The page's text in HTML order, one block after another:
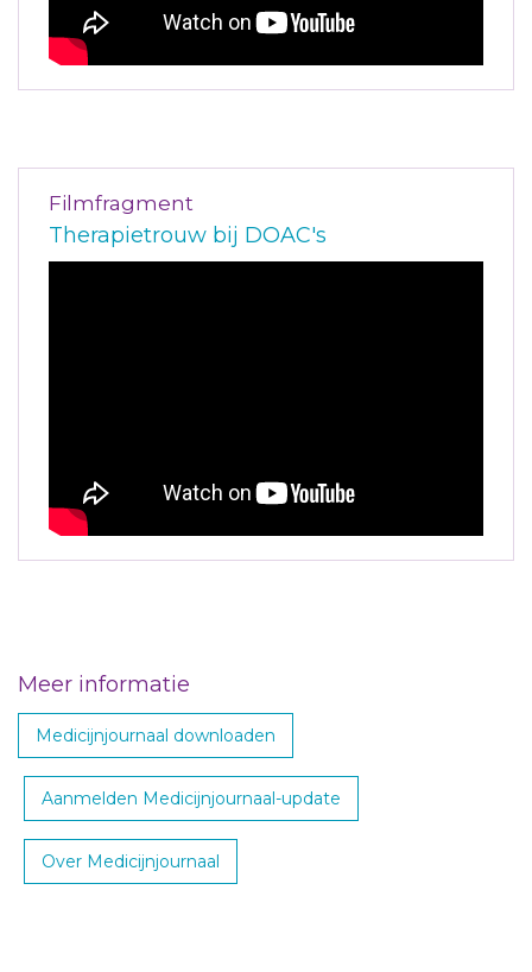
Filmfragment
Therapietrouw bij DOAC's
Meer informatie
Medicijnjournaal downloaden
Aanmelden Medicijnjournaal-update
Over Medicijnjournaal